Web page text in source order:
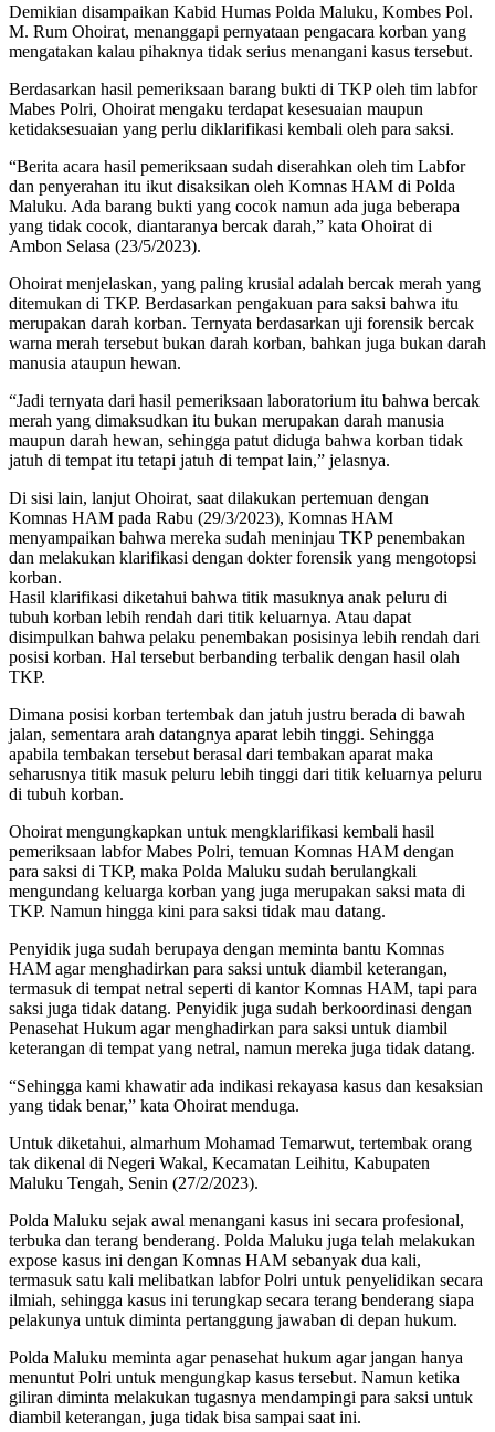
Demikian disampaikan Kabid Humas Polda Maluku, Kombes Pol.
M. Rum Ohoirat, menanggapi pernyataan pengacara korban yang
mengatakan kalau pihaknya tidak serius menangani kasus tersebut.
Berdasarkan hasil pemeriksaan barang bukti di TKP oleh tim labfor
Mabes Polri, Ohoirat mengaku terdapat kesesuaian maupun
ketidaksesuaian yang perlu diklarifikasi kembali oleh para saksi.
“Berita acara hasil pemeriksaan sudah diserahkan oleh tim Labfor
dan penyerahan itu ikut disaksikan oleh Komnas HAM di Polda
Maluku. Ada barang bukti yang cocok namun ada juga beberapa
yang tidak cocok, diantaranya bercak darah,” kata Ohoirat di
Ambon Selasa (23/5/2023).
Ohoirat menjelaskan, yang paling krusial adalah bercak merah yang
ditemukan di TKP. Berdasarkan pengakuan para saksi bahwa itu
merupakan darah korban. Ternyata berdasarkan uji forensik bercak
warna merah tersebut bukan darah korban, bahkan juga bukan darah
manusia ataupun hewan.
“Jadi ternyata dari hasil pemeriksaan laboratorium itu bahwa bercak
merah yang dimaksudkan itu bukan merupakan darah manusia
maupun darah hewan, sehingga patut diduga bahwa korban tidak
jatuh di tempat itu tetapi jatuh di tempat lain,” jelasnya.
Di sisi lain, lanjut Ohoirat, saat dilakukan pertemuan dengan
Komnas HAM pada Rabu (29/3/2023), Komnas HAM
menyampaikan bahwa mereka sudah meninjau TKP penembakan
dan melakukan klarifikasi dengan dokter forensik yang mengotopsi
korban.
Hasil klarifikasi diketahui bahwa titik masuknya anak peluru di
tubuh korban lebih rendah dari titik keluarnya. Atau dapat
disimpulkan bahwa pelaku penembakan posisinya lebih rendah dari
posisi korban. Hal tersebut berbanding terbalik dengan hasil olah
TKP.
Dimana posisi korban tertembak dan jatuh justru berada di bawah
jalan, sementara arah datangnya aparat lebih tinggi. Sehingga
apabila tembakan tersebut berasal dari tembakan aparat maka
seharusnya titik masuk peluru lebih tinggi dari titik keluarnya peluru
di tubuh korban.
Ohoirat mengungkapkan untuk mengklarifikasi kembali hasil
pemeriksaan labfor Mabes Polri, temuan Komnas HAM dengan
para saksi di TKP, maka Polda Maluku sudah berulangkali
mengundang keluarga korban yang juga merupakan saksi mata di
TKP. Namun hingga kini para saksi tidak mau datang.
Penyidik juga sudah berupaya dengan meminta bantu Komnas
HAM agar menghadirkan para saksi untuk diambil keterangan,
termasuk di tempat netral seperti di kantor Komnas HAM, tapi para
saksi juga tidak datang. Penyidik juga sudah berkoordinasi dengan
Penasehat Hukum agar menghadirkan para saksi untuk diambil
keterangan di tempat yang netral, namun mereka juga tidak datang.
“Sehingga kami khawatir ada indikasi rekayasa kasus dan kesaksian
yang tidak benar,” kata Ohoirat menduga.
Untuk diketahui, almarhum Mohamad Temarwut, tertembak orang
tak dikenal di Negeri Wakal, Kecamatan Leihitu, Kabupaten
Maluku Tengah, Senin (27/2/2023).
Polda Maluku sejak awal menangani kasus ini secara profesional,
terbuka dan terang benderang. Polda Maluku juga telah melakukan
expose kasus ini dengan Komnas HAM sebanyak dua kali,
termasuk satu kali melibatkan labfor Polri untuk penyelidikan secara
ilmiah, sehingga kasus ini terungkap secara terang benderang siapa
pelakunya untuk diminta pertanggung jawaban di depan hukum.
Polda Maluku meminta agar penasehat hukum agar jangan hanya
menuntut Polri untuk mengungkap kasus tersebut. Namun ketika
giliran diminta melakukan tugasnya mendampingi para saksi untuk
diambil keterangan, juga tidak bisa sampai saat ini.